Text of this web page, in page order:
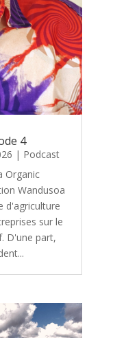
4
| Podcast
Organic
Wandusoa
d'agriculture
sur le
D'une part,